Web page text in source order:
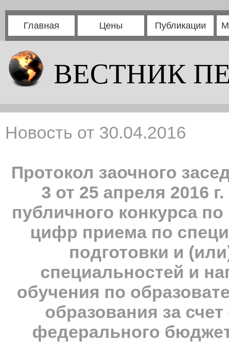
Главная Цены Публикации
ВЕСТНИК
Новость от 30.04.2016
Протокол заочного
3 от 25 апреля 2016
публичного конкурса
цифр приема по
подготовки и
специальностей и
обучения по
образования за
федерального